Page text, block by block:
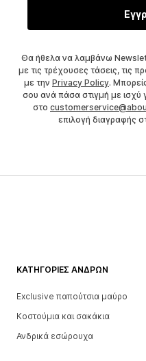
Θα ήθελα να λαμβάνω
με τις τρέχουσες τάσεις, τις
με την Privacy Policy.
σου ανά πάσα στιγμή με ισχύ
στο
επιλογή διαγραφής
ΚΑΤΗΓΟΡΊΕΣ ΑΝΔΡΏΝ
Exclusive παπούτσια μαύρο
Κοστούμια και σακάκια
Ανδρικά εσώρουχα